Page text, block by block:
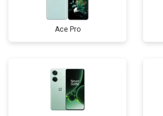
Ace Pro